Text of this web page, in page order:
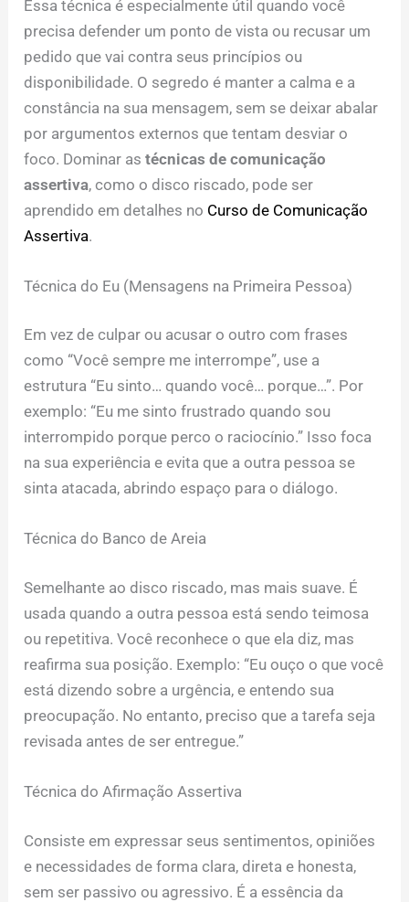
Essa técnica é especialmente útil quando você
precisa defender um ponto de vista ou recusar um
pedido que vai contra seus princípios ou
disponibilidade. O segredo é manter a calma e a
constância na sua mensagem, sem se deixar abalar
por argumentos externos que tentam desviar o
foco. Dominar astécnicas de comunicação
assertiva, como o disco riscado, pode ser
aprendido em detalhes no Curso de Comunicação
Assertiva.
Técnica do Eu (Mensagens na Primeira Pessoa)
Em vez de culpar ou acusar o outro com frases
como “Você sempre me interrompe”, use a
estrutura “Eu sinto… quando você… porque…”. Por
exemplo: “Eu me sinto frustrado quando sou
interrompido porque perco o raciocínio.” Isso foca
na sua experiência e evita que a outra pessoa se
sinta atacada, abrindo espaço para o diálogo.
Técnica do Banco de Areia
Semelhante ao disco riscado, mas mais suave. É
usada quando a outra pessoa está sendo teimosa
ou repetitiva. Você reconhece o que ela diz, mas
reafirma sua posição. Exemplo: “Eu ouço o que você
está dizendo sobre a urgência, e entendo sua
preocupação. No entanto, preciso que a tarefa seja
revisada antes de ser entregue.”
Técnica do Afirmação Assertiva
Consiste em expressar seus sentimentos, opiniões
e necessidades de forma clara, direta e honesta,
sem ser passivo ou agressivo. É a essência da